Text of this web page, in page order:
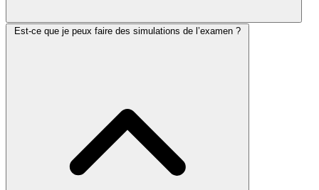
Est-ce que je peux faire des simulations de l’examen ?